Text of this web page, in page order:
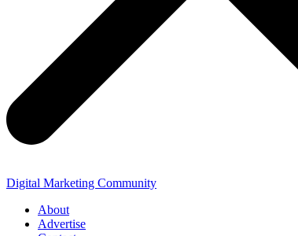
Digital Marketing Community
About
Advertise